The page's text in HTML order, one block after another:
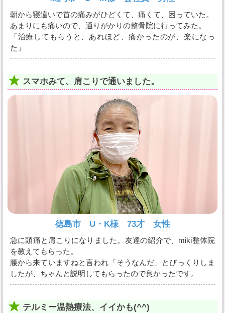
朝から寝違いで首の痛みがひどくて、痛くて、困っていた。
あまりにも痛いので、通りがかりの整骨院に行ってみた。
「治療してもらうと、あれほど、痛かったのが、楽になっ
た」
スマホみて、肩こりで通いました。
徳島市 U・K様 73才 女性
急に頭痛と肩こりになりました。友達の紹介で、miki整体院
を教えてもらった。
腰から来ていますねと言われ「そうなんだ」とびっくりしま
したが、ちゃんと説明してもらったので良かったです。
テルミー温熱療法、イイかも(^^)